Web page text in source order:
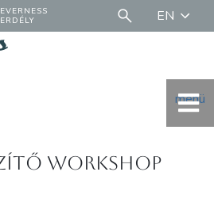
EVERNESS
ERDÉLY
EN
menü
workshop